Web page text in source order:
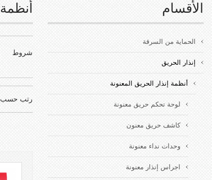
شروط
رتب حسب
الأقسام
الحماية من السرقة
إنذار الحريق
أنظمة إنذار الحريق المعنونة
لوحة تحكم حريق معنونة
كاشف حريق معنون
وحدات نداء معنونة
اجراس إنذار معنونة